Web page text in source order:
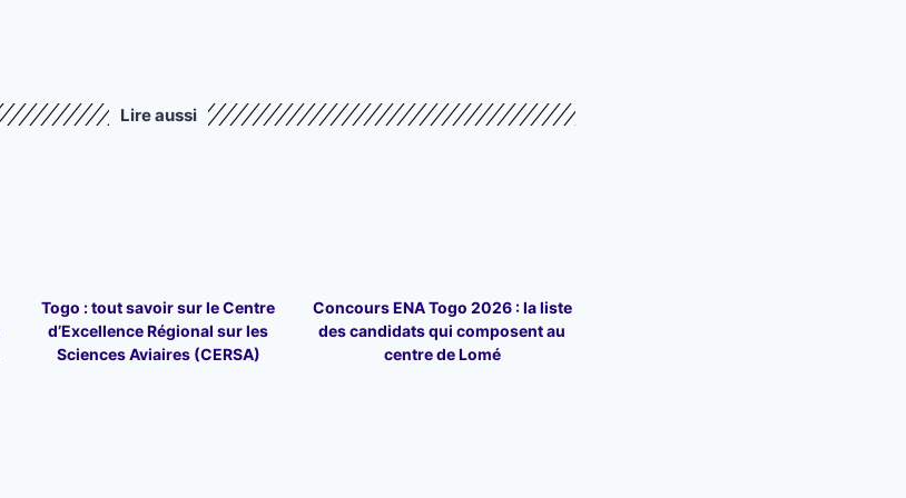
Lire aussi
Togo : tout savoir sur le Centre
d’Excellence Régional sur les
Sciences Aviaires (CERSA)
Concours ENA Togo 2026 : la liste
des candidats qui composent au
centre de Lomé